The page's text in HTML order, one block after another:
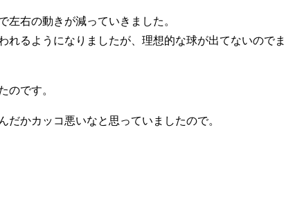
左右の動きが減っていきました。
れるようになりましたが、理想的な球が出てないのでま
のです。
かカッコ悪いなと思っていましたので。